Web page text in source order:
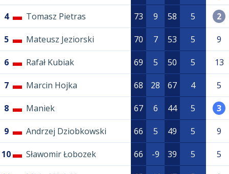
4 Tomasz Pietras 73 9 58 5 2
5 Mateusz Jeziorski 70 7 53 5 9
6 Rafał Kubiak 69 5 50 5 13
7 Marcin Hojka 68 28 67 4 5
8 Maniek 67 6 44 5 3
9 Andrzej Dziobkowski 66 5 49 5 9
10 Sławomir Łobozek 66 -9 39 5 5